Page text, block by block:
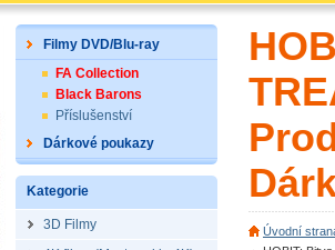
Filmy DVD/Blu-ray
FA Collection
Black Barons
Příslušenství
Dárkové poukazy
Kategorie
3D Filmy
Úvodní